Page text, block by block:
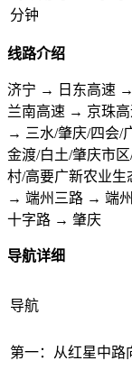
分钟
线路介绍
济宁 → 日东高速
兰南高速 → 京珠
→ 三水/肇庆/四会/
金渡/白土/肇庆市
村/高要广新农业
→ 端州三路 → 端
十字路 → 肇庆
导航详细
导航
第一：从红星中路